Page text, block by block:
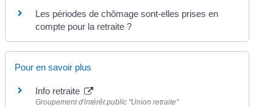
Les périodes de chômage sont-elles prises en
compte pour la retraite ?
Pour en savoir plus
Info retraite
Groupement d'intérêt public "Union retraite"